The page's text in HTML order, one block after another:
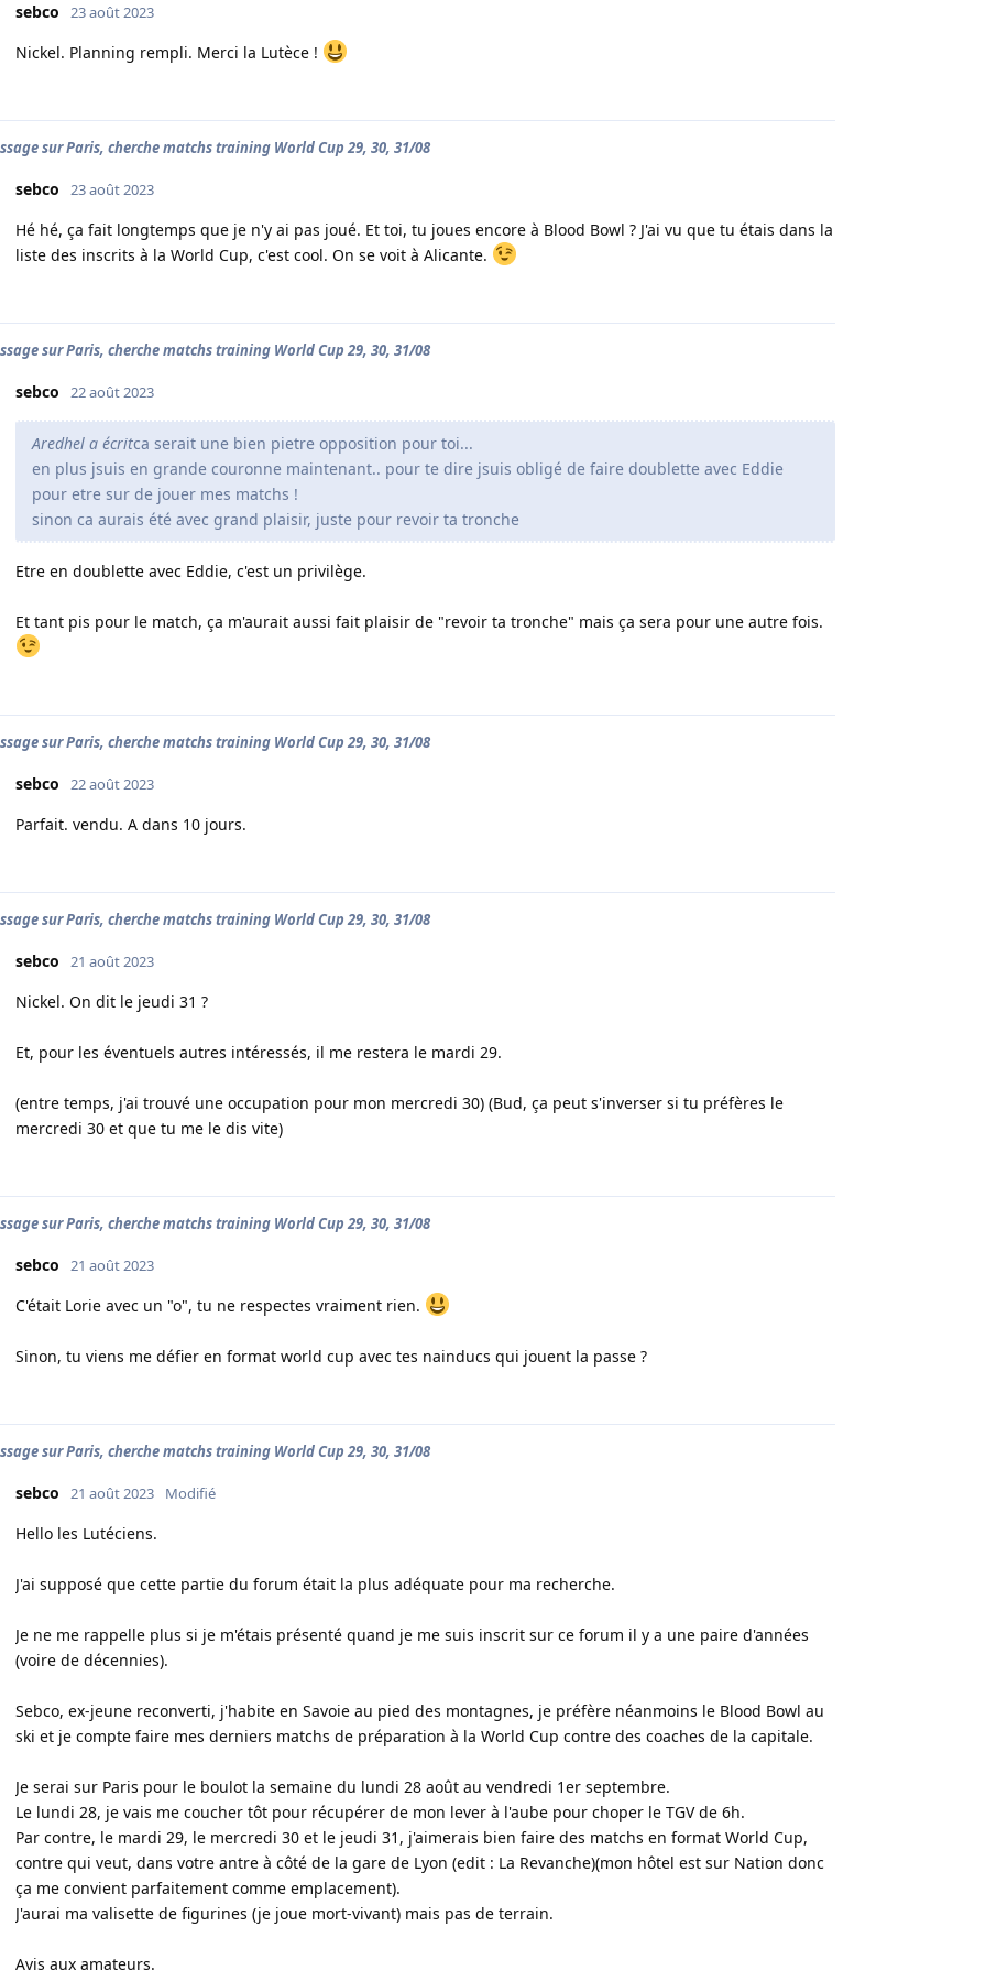
sebco 23 août 2023
Nickel. Planning rempli. Merci la Lutèce !
sur Paris, cherche matchs training World Cup 29, 30, 31/08
sebco 23 août 2023
Hé hé, ça fait longtemps que je n'y ai pas joué. Et toi, tu joues encore à Blood Bowl ? J'ai vu que tu étais dans la
liste des inscrits à la World Cup, c'est cool. On se voit à Alicante.
sur Paris, cherche matchs training World Cup 29, 30, 31/08
sebco 22 août 2023
Aredhel a écritca serait une bien pietre opposition pour toi...
en plus jsuis en grande couronne maintenant.. pour te dire jsuis obligé de faire doublette avec Eddie
pour etre sur de jouer mes matchs !
sinon ca aurais été avec grand plaisir, juste pour revoir ta tronche
Etre en doublette avec Eddie, c'est un privilège.
Et tant pis pour le match, ça m'aurait aussi fait plaisir de "revoir ta tronche" mais ça sera pour une autre fois.
sur Paris, cherche matchs training World Cup 29, 30, 31/08
sebco 22 août 2023
Parfait. vendu. A dans 10 jours.
sur Paris, cherche matchs training World Cup 29, 30, 31/08
sebco 21 août 2023
Nickel. On dit le jeudi 31 ?
Et, pour les éventuels autres intéressés, il me restera le mardi 29.
(entre temps, j'ai trouvé une occupation pour mon mercredi 30) (Bud, ça peut s'inverser si tu préfères le
mercredi 30 et que tu me le dis vite)
sur Paris, cherche matchs training World Cup 29, 30, 31/08
sebco 21 août 2023
C'était Lorie avec un "o", tu ne respectes vraiment rien.
Sinon, tu viens me défier en format world cup avec tes nainducs qui jouent la passe ?
sur Paris, cherche matchs training World Cup 29, 30, 31/08
sebco 21 août 2023 Modifié
Hello les Lutéciens.
J'ai supposé que cette partie du forum était la plus adéquate pour ma recherche.
Je ne me rappelle plus si je m'étais présenté quand je me suis inscrit sur ce forum il y a une paire d'années
(voire de décennies).
Sebco, ex-jeune reconverti, j'habite en Savoie au pied des montagnes, je préfère néanmoins le Blood Bowl au
ski et je compte faire mes derniers matchs de préparation à la World Cup contre des coaches de la capitale.
Je serai sur Paris pour le boulot la semaine du lundi 28 août au vendredi 1er septembre.
Le lundi 28, je vais me coucher tôt pour récupérer de mon lever à l'aube pour choper le TGV de 6h.
Par contre, le mardi 29, le mercredi 30 et le jeudi 31, j'aimerais bien faire des matchs en format World Cup,
contre qui veut, dans votre antre à côté de la gare de Lyon (edit : La Revanche)(mon hôtel est sur Nation donc
ça me convient parfaitement comme emplacement).
J'aurai ma valisette de figurines (je joue mort-vivant) mais pas de terrain.
Avis aux amateurs.